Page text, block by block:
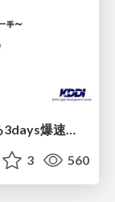
スクラムマスターの観察眼 〜AIによる3days爆速キャッチアップと次の一手〜/The Scrum Master's Insight: Lightning-Fast 3-Day Catch-Up with AI and the Next Move
3 560